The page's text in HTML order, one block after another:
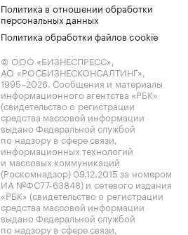
Политика в отношении обработки
персональных данных
Политика обработки файлов cookie
© ООО «БИЗНЕСПРЕСС»,
АО «РОСБИЗНЕСКОНСАЛТИНГ»,
1995–2026. Сообщения и материалы
информационного агентства «РБК»
(свидетельство о регистрации
средства массовой информации
выдано Федеральной службой
по надзору в сфере связи,
информационных технологий
и массовых коммуникаций
(Роскомнадзор) 09.12.2015 за номером
ИА №ФС77-63848) и сетевого издания
«РБК» (свидетельство о регистрации
средства массовой информации
выдано Федеральной службой
по надзору в сфере связи,